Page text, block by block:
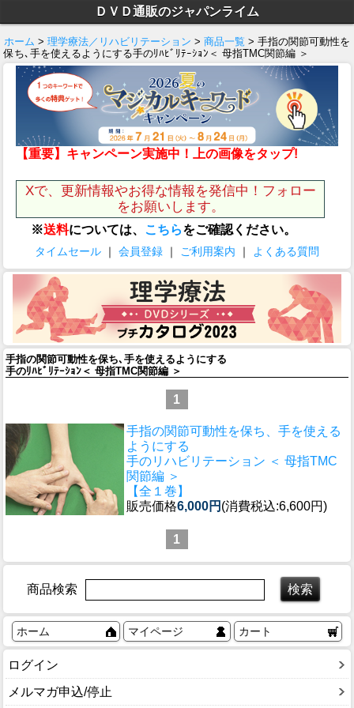
ＤＶＤ通販のジャパンライム
ホーム > 理学療法／リハビリテーション > 商品一覧 > 手指の関節可動性を
保ち､手を使えるようにする手のﾘﾊﾋﾞﾘﾃｰｼｮﾝ＜ 母指TMC関節編 ＞
【重要】キャンペーン実施中！上の画像をタップ!
Xで、更新情報やお得な情報を発信中！フォロー
をお願いします。
※送料については、 こちらをご確認ください。
タイムセール ｜ 会員登録 ｜ ご利用案内 ｜ よくある質問
手指の関節可動性を保ち､手を使えるようにする
手のﾘﾊﾋﾞﾘﾃｰｼｮﾝ＜ 母指TMC関節編 ＞
1
手指の関節可動性を保ち、手を使える
ようにする
手のリハビリテーション ＜ 母指TMC
関節編 ＞
【全１巻】
販売価格6,000円 (消費税込:6,600円)
1
商品検索
ホーム マイページ カート
ログイン
メルマガ申込/停止